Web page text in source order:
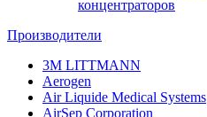
концентраторов
Производители
3M LITTMANN
Aerogen
Air Liquide Medical Systems
AirSep Corporation